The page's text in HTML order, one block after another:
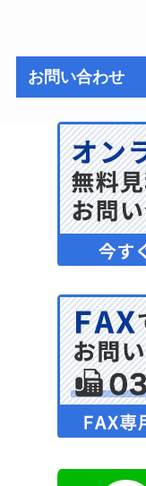
お問い合わせ